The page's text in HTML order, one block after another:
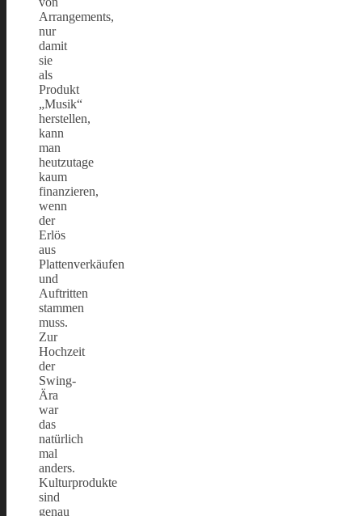
Arrangements,
nur
damit
sie
als
Produkt
„Musik“
herstellen,
kann
man
heutzutage
kaum
finanzieren,
wenn
der
Erlös
aus
Plattenverkäufen
und
Auftritten
stammen
muss.
Zur
Hochzeit
der
Swing-
Ära
war
das
natürlich
mal
anders.
Kulturprodukte
sind
genau